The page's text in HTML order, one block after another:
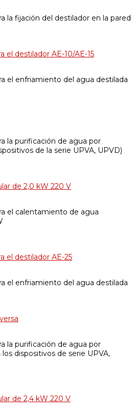
la fijación del destilador en la pared
el destilador AE-10/AE-15
el enfriamiento del agua destilada
la purificación de agua por
de la serie UPVA, UPVD)
de 2,0 kW 220 V
el calentamiento de agua
el destilador АE-25
el enfriamiento del agua destilada
la purificación de agua por
dispositivos de serie UPVA,
de 2,4 kW 220 V